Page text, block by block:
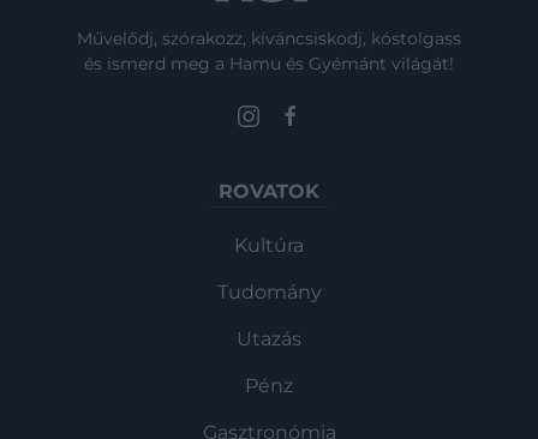
Művelődj, szórakozz, kíváncsiskodj, kóstolgass
és ismerd meg a Hamu és Gyémánt világát!
ROVATOK
Kultúra
Tudomány
Utazás
Pénz
Gasztronómia